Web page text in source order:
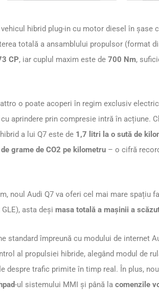
hibrid plug-in cu motor diesel în șase
totală a ansamblului propulsor (format
CP, iar cuplul maxim este de 700 Nm,
o poate acoperi în regim exclusiv
aprindere prin compresie intră în acțiune.
a lui Q7 este de 1,7 litri la o sută de
grame de CO2 pe kilometru – o cifră
noul Audi Q7 va oferi cel mai mare spațiu
asta deși masa totală a mașinii a
standard împreună cu modului de internet
al propulsiei hibride, alegând modul de
despre trafic primite în timp real. În plus,
-ul sistemului MMI și până la comenzile